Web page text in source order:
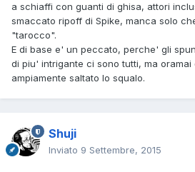
a schiaffi con guanti di ghisa, attori
smaccato ripoff di Spike, manca solo
"tarocco".
E di base e' un peccato, perche' gli
di piu' intrigante ci sono tutti, ma oramai
ampiamente saltato lo squalo.
Shuji
Inviato 9 Settembre, 2015